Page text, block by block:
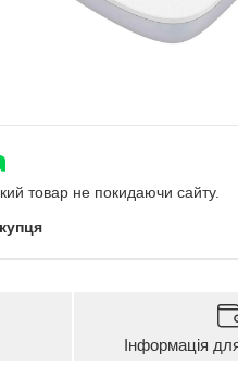
товар не покидаючи сайту.
Інформація